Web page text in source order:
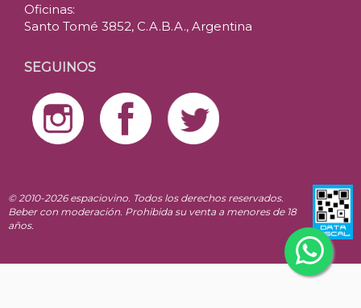
Oficinas:
Santo Tomé 3852, C.A.B.A., Argentina
SEGUINOS
© 2010-2026 espaciovino. Todos los derechos reservados.
Beber con moderación. Prohibida su venta a menores de 18
años.